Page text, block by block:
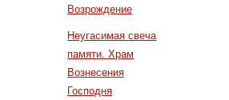
Возрождение
Неугасимая свеча
памяти. Храм
Вознесения
Господня